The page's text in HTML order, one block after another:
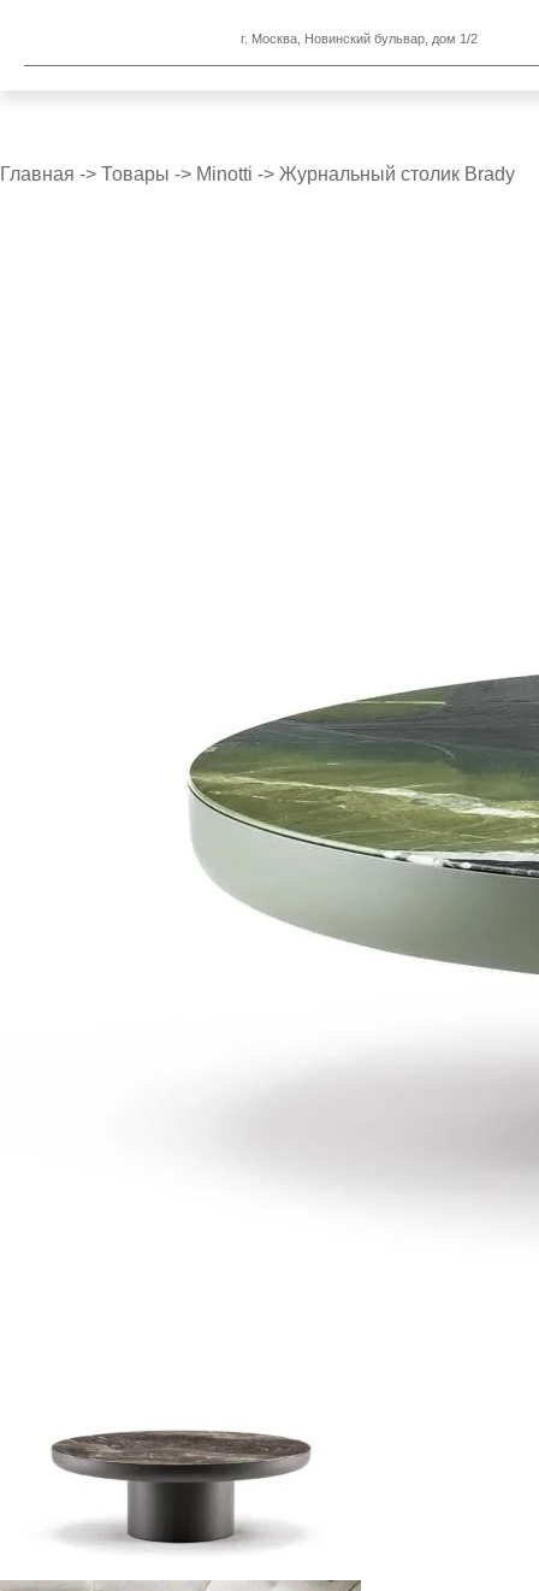
г. Москва, Новинский бульвар, дом 1/2
Главная -> Товары -> Minotti -> Журнальный столик Brady